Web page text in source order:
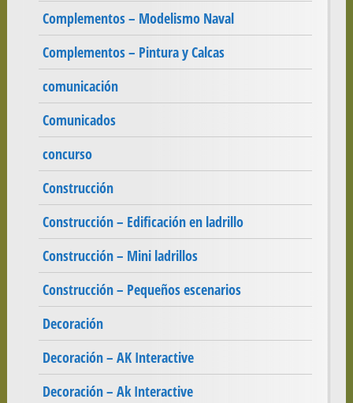
Complementos – Modelismo Naval
Complementos – Pintura y Calcas
comunicación
Comunicados
concurso
Construcción
Construcción – Edificación en ladrillo
Construcción – Mini ladrillos
Construcción – Pequeños escenarios
Decoración
Decoración – AK Interactive
Decoración – Ak Interactive